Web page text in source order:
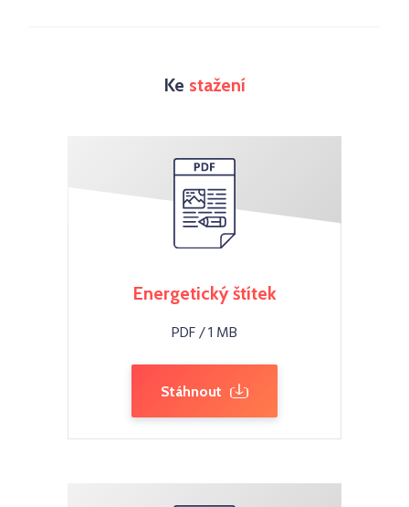
Ke stažení
Energetický štítek
PDF / 1 MB
Stáhnout